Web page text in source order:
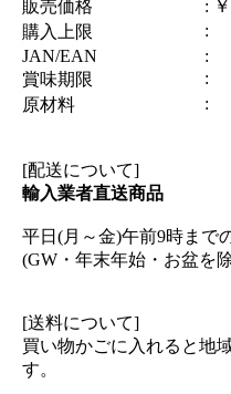
販売価格
:
購入上限
:
JAN/EAN
:
賞味期限
:
原材料
:
[配送について]
輸入業者直送商品
平日(月～金)午前9時まで
(GW・年末年始・お盆を
[送料について]
買い物かごに入れると地
す。